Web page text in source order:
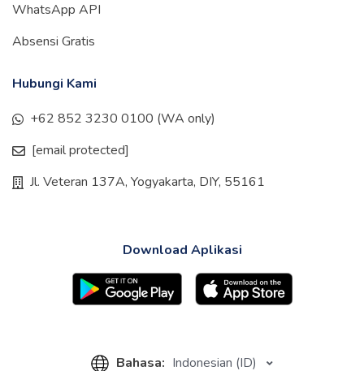
WhatsApp API
Absensi Gratis
Hubungi Kami
+62 852 3230 0100 (WA only)
[email protected]
Jl. Veteran 137A, Yogyakarta, DIY, 55161
Download Aplikasi
Bahasa: Indonesian (ID)